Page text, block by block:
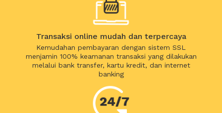
Transaksi online mudah dan terpercaya
Kemudahan pembayaran dengan sistem SSL
menjamin 100% keamanan transaksi yang dilakukan
melalui bank transfer, kartu kredit, dan internet
banking